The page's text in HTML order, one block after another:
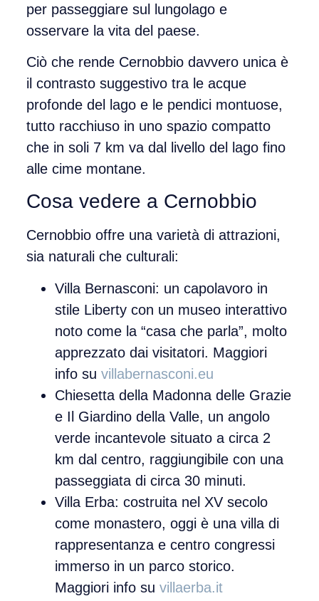
per passeggiare sul lungolago e
osservare la vita del paese.
Ciò che rende Cernobbio davvero unica è
il contrasto suggestivo tra le acque
profonde del lago e le pendici montuose,
tutto racchiuso in uno spazio compatto
che in soli 7 km va dal livello del lago fino
alle cime montane.
Cosa vedere a Cernobbio
Cernobbio offre una varietà di attrazioni,
sia naturali che culturali:
Villa Bernasconi: un capolavoro in
stile Liberty con un museo interattivo
noto come la “casa che parla”, molto
apprezzato dai visitatori. Maggiori
info su villabernasconi.eu
Chiesetta della Madonna delle Grazie
e Il Giardino della Valle, un angolo
verde incantevole situato a circa 2
km dal centro, raggiungibile con una
passeggiata di circa 30 minuti.
Villa Erba: costruita nel XV secolo
come monastero, oggi è una villa di
rappresentanza e centro congressi
immerso in un parco storico.
Maggiori info su villaerba.it